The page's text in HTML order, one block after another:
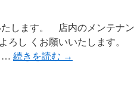
たします。 店内のメンテナ
よろし くお願いいたしま
… 続きを読む →